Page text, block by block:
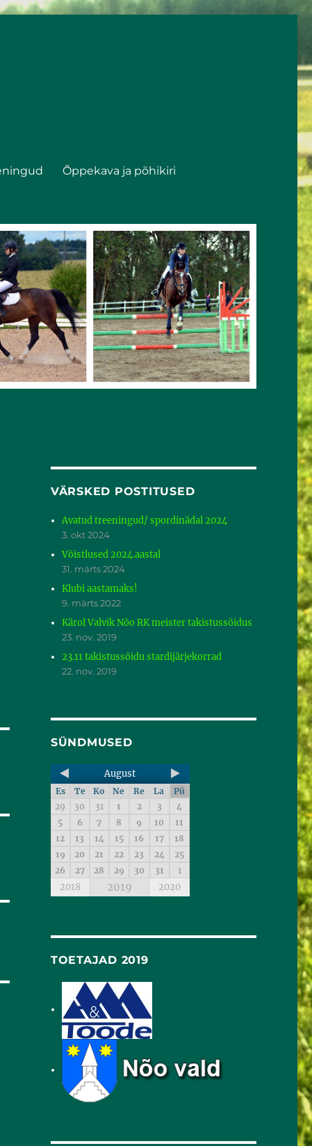
Õppekava ja põhikiri
VÄRSKED POSTITUSED
Avatud treeningud/ spordinädal 2024
3. okt 2024
Võistlused 2024.aastal
31. märts 2024
Klubi aastamaks!
9. märts 2022
Kärol Valvik Nõo RK meister takistussõidus
23. nov. 2019
23.11 takistussõidu stardijärjekorrad
22. nov. 2019
SÜNDMUSED
August
Es Te Ko Ne Re La
Pü
29
30 31 1 2 3
4
5
6 7 8 9 10
11
12
13 14 15 16 17
18
19
20 21 22 23 24
25
26
27 28 29 30 31 1
2018 2019 2020
TOETAJAD 2019